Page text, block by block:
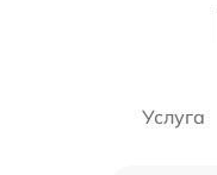
Услуга